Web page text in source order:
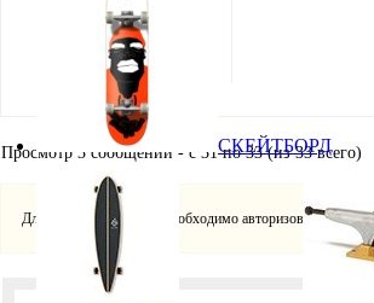
СКЕЙТБОРД
Юрий Пеша
Модератор
Просмотр 3 сообщений - с 31 по 33 (из 33 всего)
Для ответа в этой теме необходимо авторизоваться.